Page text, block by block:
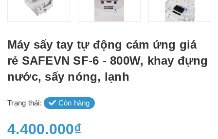
Máy sấy tay tự động cảm ứng giá
rẻ SAFEVN SF-6 - 800W, khay đựng
nước, sấy nóng, lạnh
Trạng thái: Còn hàng
4.400.000₫